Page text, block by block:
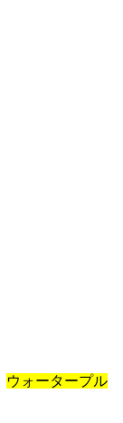
ウォータープル